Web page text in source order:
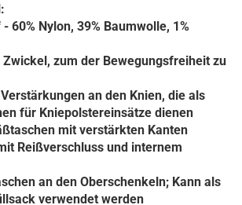
- 60% Nylon, 39% Baumwolle, 1%
zum der Bewegungsfreiheit zu
an den Knien, die als
für Kniepolstereinsätze dienen
mit verstärkten Kanten
Reißverschluss und internem
an den Oberschenkeln; Kann als
verwendet werden